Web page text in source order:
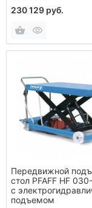
230 129 руб.
Передвижной
стол PFAFF HF
с
подъемом